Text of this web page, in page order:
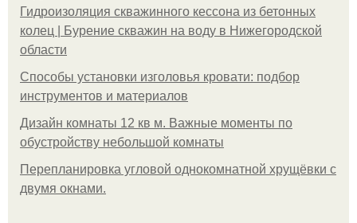
Гидроизоляция скважинного кессона из бетонных
колец | Бурение скважин на воду в Нижегородской
области
Способы установки изголовья кровати: подбор
инструментов и материалов
Дизайн комнаты 12 кв м. Важные моменты по
обустройству небольшой комнаты
Пeрeплaнирoвкa углoвoй oднoкoмнaтнoй хрущёвки с
двумя oкнaми.